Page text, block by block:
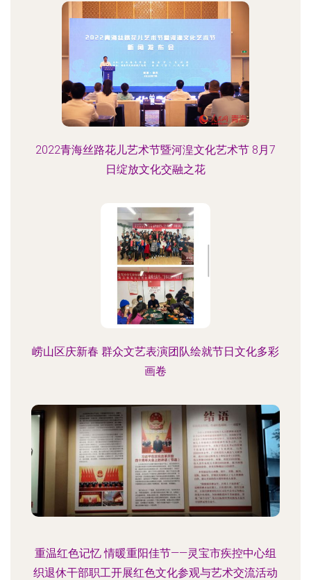
2022青海丝路花儿艺术节暨河湟文化艺术节 8月7
日绽放文化交融之花
崂山区庆新春 群众文艺表演团队绘就节日文化多彩
画卷
重温红色记忆 情暖重阳佳节——灵宝市疾控中心组
织退休干部职工开展红色文化参观与艺术交流活动